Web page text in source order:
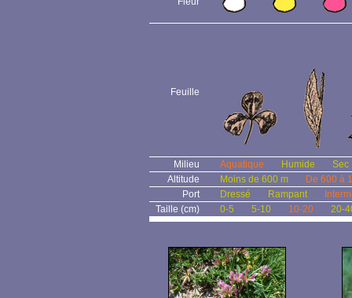
Feuille
Milieu Aquatique Humide
Sec
Altitude
Moins de 600 m
De 600 à
Port
Dressé Rampant
Taille (cm)
0-5 5-10 10-20 20-